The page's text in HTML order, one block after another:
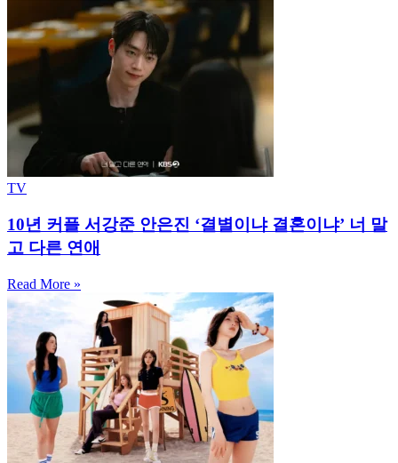
TV
10년 커플 서강준 안은진 ‘결별이냐 결혼이냐’ 너 말
고 다른 연애
Read More »